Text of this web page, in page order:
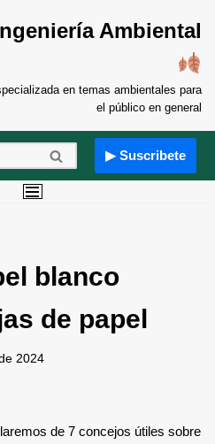
Ambiental
en temas ambientales para
el público en general
▶ Suscribete
blanco
de papel
2024
de 7 concejos útiles sobre